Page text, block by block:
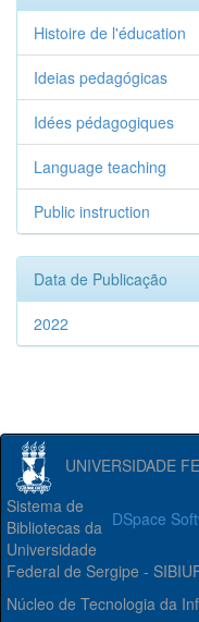
Histoire de l'éducation
Ideias pedagógicas
Idées pédagogiques
Language teaching
Public instruction
Data de Publicação
2022
UNIVERSIDADE
DSpace
Sistema de
Bibliotecas da
Universidade
Federal de Sergipe -
Núcleo de Tecnologia da